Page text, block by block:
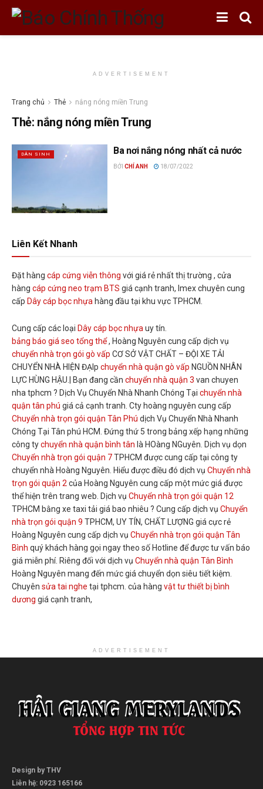
ADVERTISEMENT
Trang chủ Thẻ nắng nóng miền Trung
Thẻ: nắng nóng miền Trung
DÂN SINH Ba nơi nắng nóng nhất cả nước
BỞI CHÍ ANH 18/07/2022
Liên Kết Nhanh
Đặt hàng cáp cứng viễn thông với giá rẻ nhất thị trường , cửa
hàng cáp cứng neo trạm BTS giá cạnh tranh, Imex chuyên cung
cấp Dây cáp bọc nhựa hàng đầu tại khu vực TPHCM.
Cung cấp các loại Dây cáp bọc nhựa uy tín.
bảng báo giá seo tổng thể, Hoàng Nguyên cung cấp dịch vụ
chuyển nhà trọn gói gò vấp CƠ SỞ VẬT CHẤT – ĐỘI XE TẢI
CHUYỂN NHÀ HIỆN ĐẠIp chuyển nhà quận gò vấp NGUỒN NHÂN
LỰC HÙNG HẬU.| Bạn đang cần chuyển nhà quận 3 van chuyen
nha tphcm ? Dịch Vụ Chuyển Nhà Nhanh Chóng Tại chuyển nhà
quận tân phú giá cả cạnh tranh. Cty hoàng nguyên cung cấp
Chuyển nhà trọn gói quận Tân Phú dịch Vụ Chuyển Nhà Nhanh
Chóng Tại Tân phú HCM. Đứng thứ 5 trong bảng xếp hạng những
công tychuyển nhà quận bình tân là HOàng NGuyên. Dịch vụ dọn
Chuyển nhà trọn gói quận 7TPHCM được cung cấp tại công ty
chuyển nhà Hoàng Nguyên. Hiểu được điều đó dịch vụ Chuyển nhà
trọn gói quận 2 của Hoàng Nguyên cung cấp một mức giá được
thể hiện trên trang web. Dịch vụ Chuyển nhà trọn gói quận 12
TPHCM bằng xe taxi tải giá bao nhiêu ? Cung cấp dịch vụ Chuyển
nhà trọn gói quận 9 TPHCM, UY TÍN, CHẤT LƯỢNG giá cực rẻ
Hoàng Nguyên cung cấp dịch vụ Chuyển nhà trọn gói quận Tân
Bình quý khách hàng gọi ngay theo số Hotline để được tư vấn báo
giá miễn phí. Riêng đối với dịch vụ Chuyển nhà quận Tân Bình
Hoàng Nguyên mang đến mức giá chuyển dọn siêu tiết kiệm.
Chuyên sửa tai nghe tại tphcm. của hàng vật tư thiết bị bình
dương giá cạnh tranh,
ADVERTISEMENT
Design by THV
Liên hệ: 0923 165166